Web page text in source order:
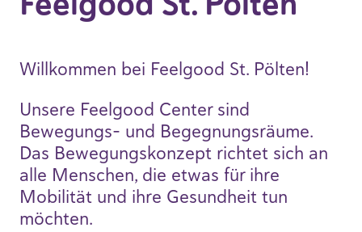
Willkommen bei Feelgood St. Pölten!
Unsere Feelgood Center sind
Bewegungs- und Begegnungsräume.
Das Bewegungskonzept richtet sich an
alle Menschen, die etwas für ihre
Mobilität und ihre Gesundheit tun
möchten.